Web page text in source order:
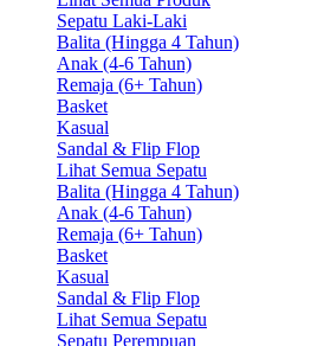
Sepatu Laki-Laki
Balita (Hingga 4 Tahun)
Anak (4-6 Tahun)
Remaja (6+ Tahun)
Basket
Kasual
Sandal & Flip Flop
Lihat Semua Sepatu
Balita (Hingga 4 Tahun)
Anak (4-6 Tahun)
Remaja (6+ Tahun)
Basket
Kasual
Sandal & Flip Flop
Lihat Semua Sepatu
Sepatu Perempuan